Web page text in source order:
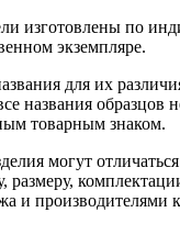
изготовлены по
экземпляре.
для их
названия образцов
товарным знаком.
могут
размеру,
и производителями